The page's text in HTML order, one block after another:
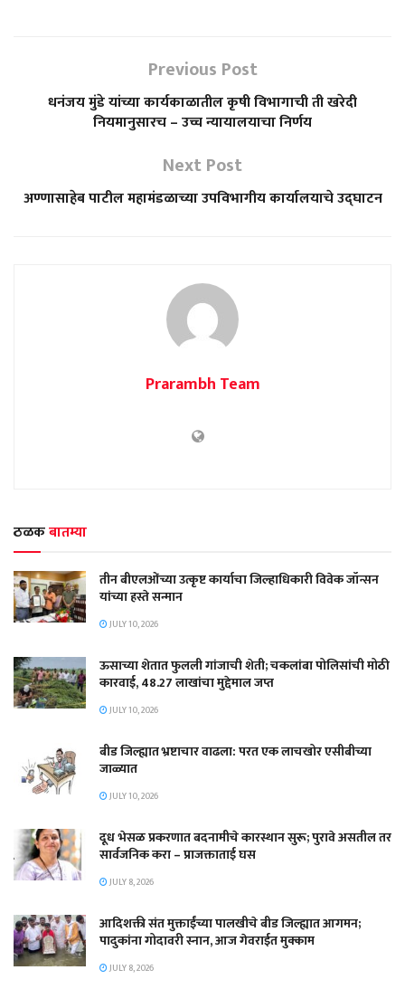
Previous Post
धनंजय मुंडे यांच्या कार्यकाळातील कृषी विभागाची ती खरेदी
नियमानुसारच – उच्च न्यायालयाचा निर्णय
Next Post
अण्णासाहेब पाटील महामंडळाच्या उपविभागीय कार्यालयाचे उद्घाटन
Prarambh Team
ठळकबातम्या
तीन बीएलओंच्या उत्कृष्ट कार्याचा जिल्हाधिकारी विवेक जॉन्सन
यांच्या हस्ते सन्मान
JULY 10, 2026
ऊसाच्या शेतात फुलली गांजाची शेती; चकलांबा पोलिसांची मोठी
कारवाई, 48.27 लाखांचा मुद्देमाल जप्त
JULY 10, 2026
बीड जिल्ह्यात भ्रष्टाचार वाढला: परत एक लाचखोर एसीबीच्या
जाळ्यात
JULY 10, 2026
दूध भेसळ प्रकरणात बदनामीचे कारस्थान सुरू; पुरावे असतील तर
सार्वजनिक करा – प्राजक्ताताई घस
JULY 8, 2026
आदिशक्ती संत मुक्ताईंच्या पालखीचे बीड जिल्ह्यात आगमन;
पादुकांना गोदावरी स्नान, आज गेवराईत मुक्काम
JULY 8, 2026